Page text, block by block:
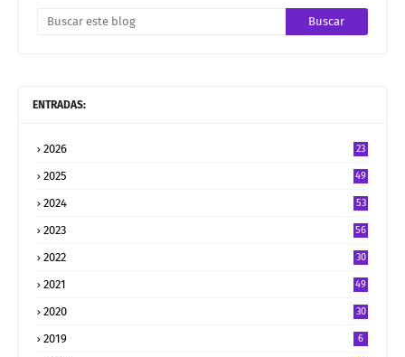
ENTRADAS:
2026 23
2025 49
2024 53
2023 56
2022 30
2021 49
2020 30
2019 6